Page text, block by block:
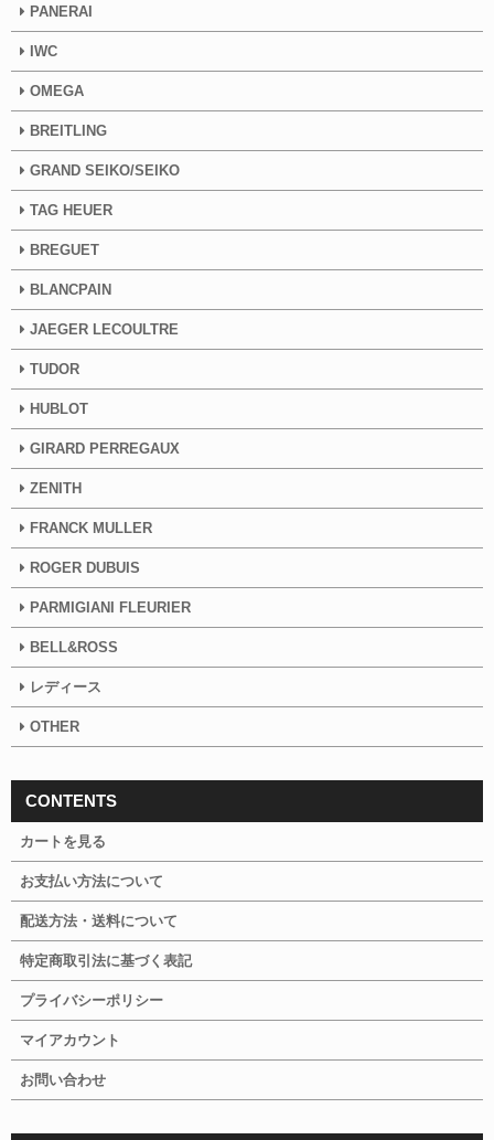
PANERAI
IWC
OMEGA
BREITLING
GRAND SEIKO/SEIKO
TAG HEUER
BREGUET
BLANCPAIN
JAEGER LECOULTRE
TUDOR
HUBLOT
GIRARD PERREGAUX
ZENITH
FRANCK MULLER
ROGER DUBUIS
PARMIGIANI FLEURIER
BELL&ROSS
レディース
OTHER
CONTENTS
カートを見る
お支払い方法について
配送方法・送料について
特定商取引法に基づく表記
プライバシーポリシー
マイアカウント
お問い合わせ